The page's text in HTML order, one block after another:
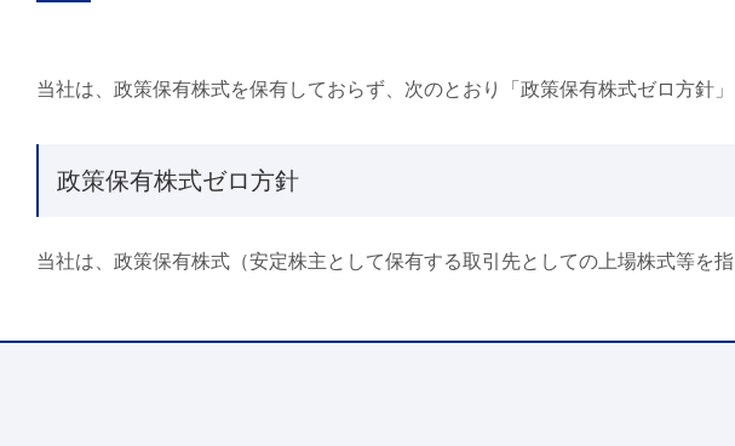
当社は、政策保有株式を保有しておらず、次のとおり「政策保有株式ゼロ方針」
政策保有株式ゼロ方針
当社は、政策保有株式（安定株主として保有する取引先としての上場株式等を